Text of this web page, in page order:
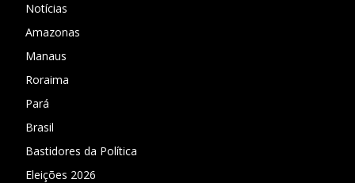
Notícias
Amazonas
Manaus
Roraima
Pará
Brasil
Bastidores da Política
Eleições 2026